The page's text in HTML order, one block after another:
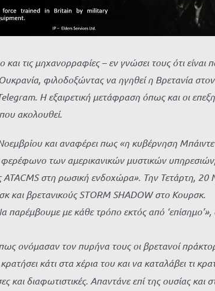
και τις μηχανορραφίες – εν γνώσει τους ότι
φιλοδοξώνταςνα ηγηθεί η Βρετανία
Η εξαιρετική μετάφραση όπως και οι
ακολουθεί.
και αναφέρει πως «η κυβέρνηση Μπάιντεν
των αμερικανικών μυστικών
ATACMS στη ρωσική ενδοχώρα». Την Τετάρτη,
και βρετανικούςSTORMSHADOW στο Κουρσκ.
με κάθε τρόπο εκτός από
ονόμασαν τον πυρήνα τους οι βρετανοί
κάτι στα χέρια του και να καταλάβει τι
διαφωτιστικές. Απαντάνε επί της ουσίας και